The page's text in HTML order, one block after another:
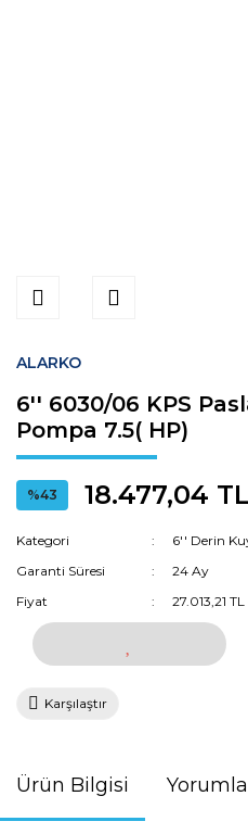
ALARKO
6'' 6030/06 KPS
Pompa 7.5( HP)
%43 18.477,04 TL
Kategori
6'' Derin
Garanti Süresi
24 Ay
Fiyat
27.013,21
Karşılaştır
Ürün Bilgisi